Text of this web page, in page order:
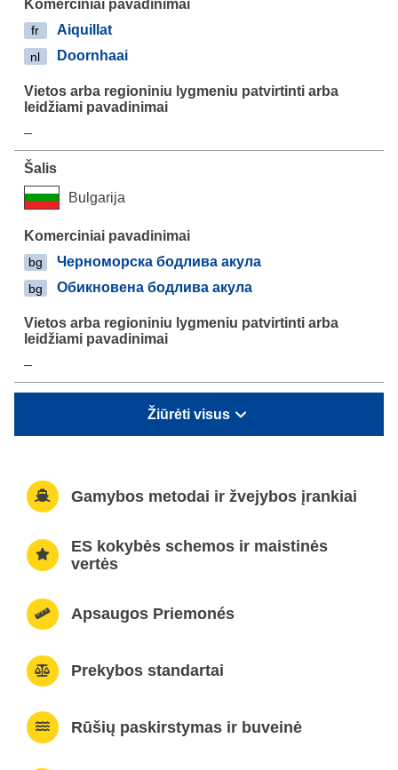
fr Aiquillat
nl Doornhaai
–
Bulgarija
bg Черноморска бодлива акула
bg Обикновена бодлива акула
–
Žiūrėti visus
Gamybos metodai ir žvejybos įrankiai
ES kokybės schemos ir maistinės
vertės
Apsaugos Priemonés
Prekybos standartai
Rūšių paskirstymas ir buveinė